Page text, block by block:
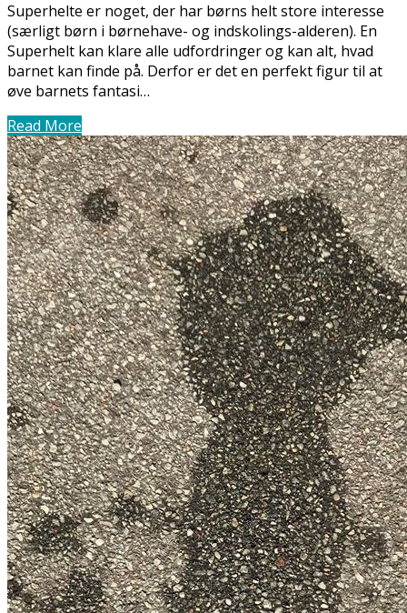
Superhelte er noget, der har børns helt store interesse
(særligt børn i børnehave- og indskolings-alderen). En
Superhelt kan klare alle udfordringer og kan alt, hvad
barnet kan finde på. Derfor er det en perfekt figur til at
øve barnets fantasi…
Read More